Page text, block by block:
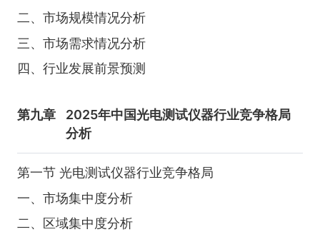
二、市场规模情况分析
三、市场需求情况分析
四、行业发展前景预测
第九章
2025年中国光电测试仪器行业竞争格局
分析
第一节 光电测试仪器行业竞争格局
一、市场集中度分析
二、区域集中度分析